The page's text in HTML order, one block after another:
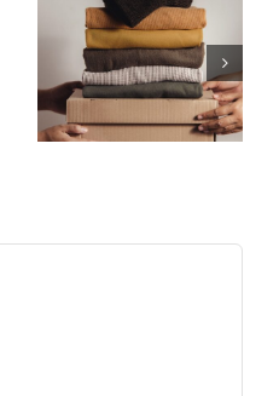
Cómo ordenar tu
hogar después de
las vacaciones